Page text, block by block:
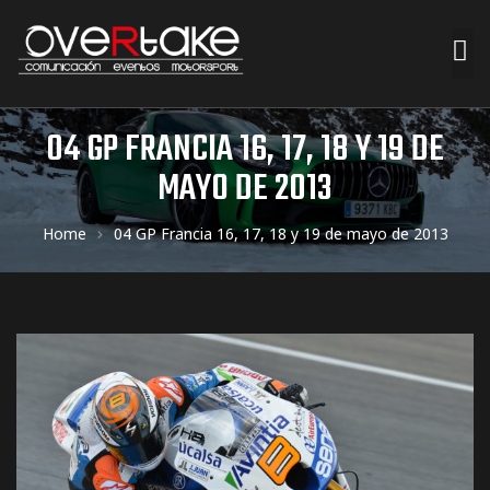
04 GP FRANCIA 16, 17, 18 Y 19 DE
MAYO DE 2013
Home 04 GP Francia 16, 17, 18 y 19 de mayo de 2013